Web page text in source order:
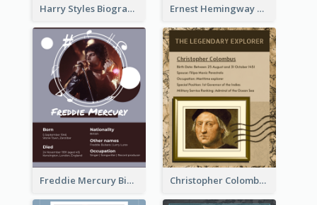
Harry Styles Biography Ernest Hemingway Biography
Freddie Mercury Biography Christopher Colombus Biography